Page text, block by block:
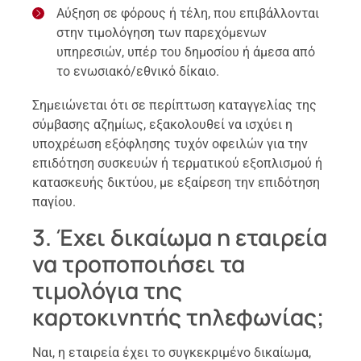
Αύξηση σε φόρους ή τέλη, που επιβάλλονται
στην τιμολόγηση των παρεχόμενων
υπηρεσιών, υπέρ του δημοσίου ή άμεσα από
το ενωσιακό/εθνικό δίκαιο.
Σημειώνεται ότι σε περίπτωση καταγγελίας της
σύμβασης αζημίως, εξακολουθεί να ισχύει η
υποχρέωση εξόφλησης τυχόν οφειλών για την
επιδότηση συσκευών ή τερματικού εξοπλισμού ή
κατασκευής δικτύου, με εξαίρεση την επιδότηση
παγίου.
3. Έχει δικαίωμα η εταιρεία
να τροποποιήσει τα
τιμολόγια της
καρτοκινητής τηλεφωνίας;
Ναι, η εταιρεία έχει το συγκεκριμένο δικαίωμα,